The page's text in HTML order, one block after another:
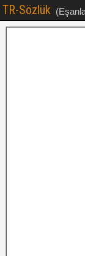
TR-Sözlük